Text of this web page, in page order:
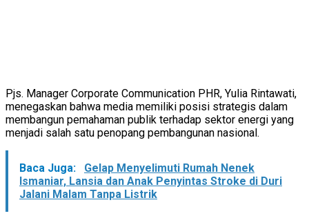
Pjs. Manager Corporate Communication PHR, Yulia Rintawati,
menegaskan bahwa media memiliki posisi strategis dalam
membangun pemahaman publik terhadap sektor energi yang
menjadi salah satu penopang pembangunan nasional.
Baca Juga:
Gelap Menyelimuti Rumah Nenek
Ismaniar, Lansia dan Anak Penyintas Stroke di Duri
Jalani Malam Tanpa Listrik